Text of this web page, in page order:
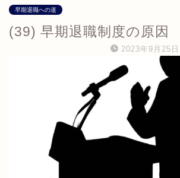
早期退職への道
(39) 早期退職制度の原因
2023年9月25日